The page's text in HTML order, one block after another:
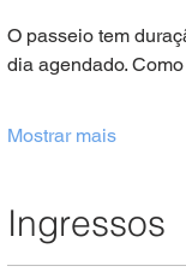
O passeio tem
dia agendado.
Mostrar mais
Ingressos